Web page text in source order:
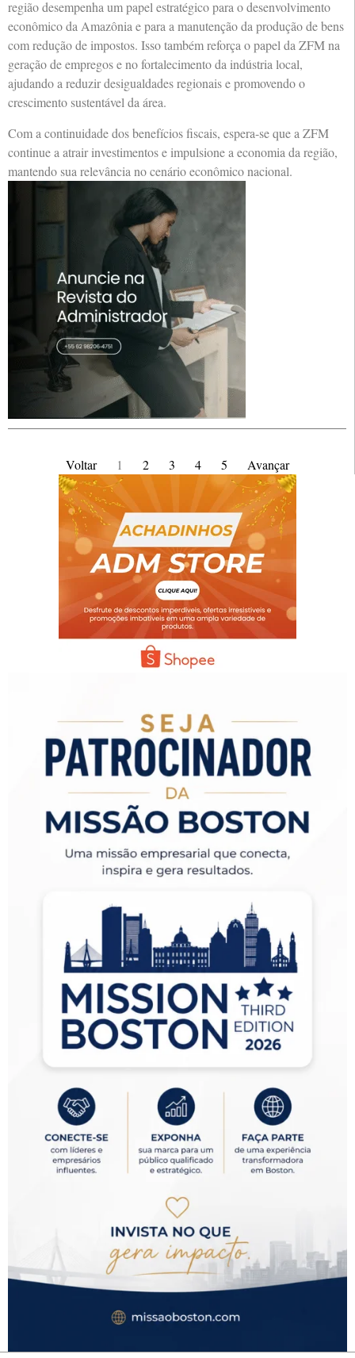
região desempenha um papel estratégico para o desenvolvimento
econômico da Amazônia e para a manutenção da produção de bens
com redução de impostos. Isso também reforça o papel da ZFM na
geração de empregos e no fortalecimento da indústria local,
ajudando a reduzir desigualdades regionais e promovendo o
crescimento sustentável da área.
Com a continuidade dos benefícios fiscais, espera-se que a ZFM
continue a atrair investimentos e impulsione a economia da região,
mantendo sua relevância no cenário econômico nacional.
Voltar 1 2 3 4 5 Avançar